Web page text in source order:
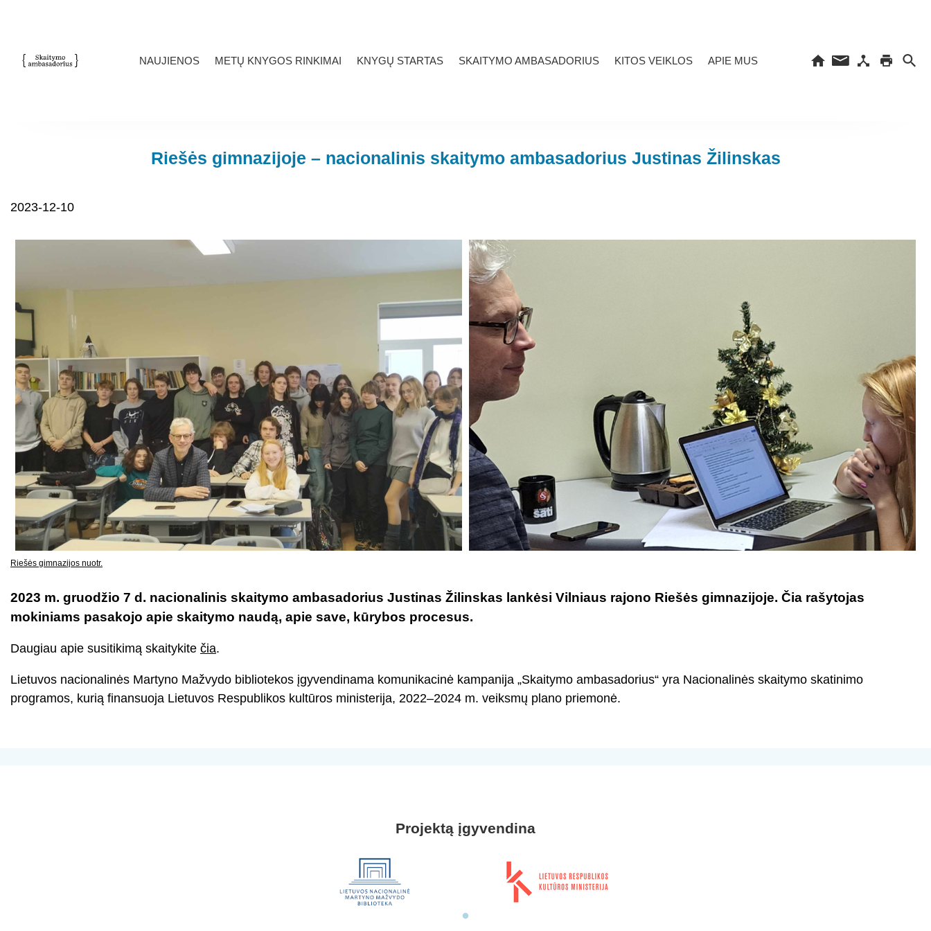
NAUJIENOS METŲ KNYGOS RINKIMAI KNYGŲ STARTAS SKAITYMO AMBASADORIUS KITOS VEIKLOS APIE MUS
Riešės gimnazijoje – nacionalinis skaitymo ambasadorius Justinas Žilinskas
2023-12-10
Riešės gimnazijos nuotr.
2023 m. gruodžio 7 d. nacionalinis skaitymo ambasadorius Justinas Žilinskas lankėsi Vilniaus rajono Riešės gimnazijoje. Čia rašytojas
mokiniams pasakojo apie skaitymo naudą, apie save, kūrybos procesus.
Daugiau apie susitikimą skaitykite čia.
Lietuvos nacionalinės Martyno Mažvydo bibliotekos įgyvendinama komunikacinė kampanija „Skaitymo ambasadorius“ yra Nacionalinės skaitymo skatinimo
programos, kurią finansuoja Lietuvos Respublikos kultūros ministerija, 2022–2024 m. veiksmų plano priemonė.
Projektą įgyvendina